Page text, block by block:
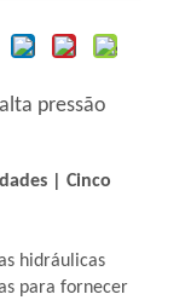
pressão
| Cinco
hidráulicas
para fornecer